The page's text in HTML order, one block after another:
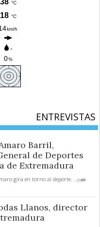
ENTREVISTAS
Barril,
de Deportes
de Extremadura
gira en torno al deporte. ... [ LEER
Llanos, director